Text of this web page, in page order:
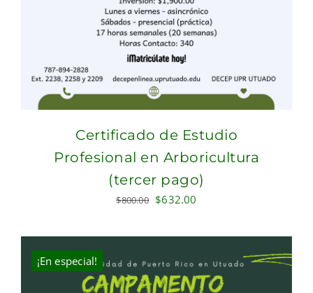
Certificado de Estudio
Profesional en Arboricultura
(tercer pago)
$800.00 Original
was:
$632.00
is:
¡En especial!